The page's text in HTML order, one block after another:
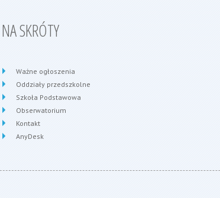
NA SKRÓTY
Ważne ogłoszenia
Oddziały przedszkolne
Szkoła Podstawowa
Obserwatorium
Kontakt
AnyDesk